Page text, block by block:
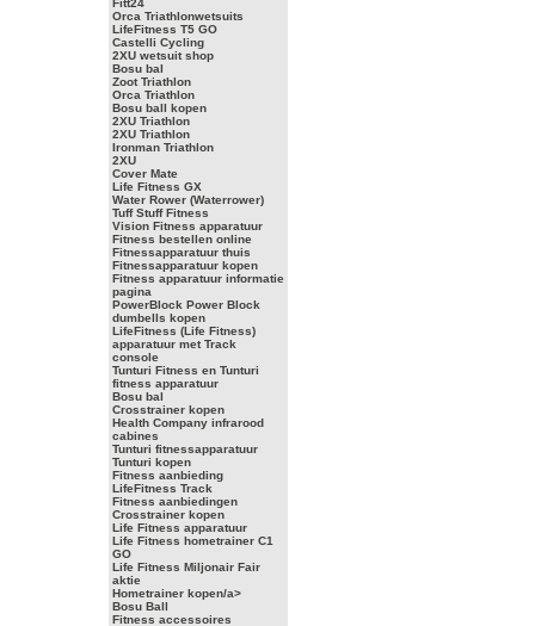
Fitt24
Orca Triathlonwetsuits
LifeFitness T5 GO
Castelli Cycling
2XU wetsuit shop
Bosu bal
Zoot Triathlon
Orca Triathlon
Bosu ball kopen
2XU Triathlon
2XU Triathlon
Ironman Triathlon
2XU
Cover Mate
Life Fitness GX
Water Rower (Waterrower)
Tuff Stuff Fitness
Vision Fitness apparatuur
Fitness bestellen online
Fitnessapparatuur thuis
Fitnessapparatuur kopen
Fitness apparatuur informatie
pagina
PowerBlock Power Block
dumbells kopen
LifeFitness (Life Fitness)
apparatuur met Track
console
Tunturi Fitness en Tunturi
fitness apparatuur
Bosu bal
Crosstrainer kopen
Health Company infrarood
cabines
Tunturi fitnessapparatuur
Tunturi kopen
Fitness aanbieding
LifeFitness Track
Fitness aanbiedingen
Crosstrainer kopen
Life Fitness apparatuur
Life Fitness hometrainer C1
GO
Life Fitness Miljonair Fair
aktie
Hometrainer kopen/a>
Bosu Ball
Fitness accessoires